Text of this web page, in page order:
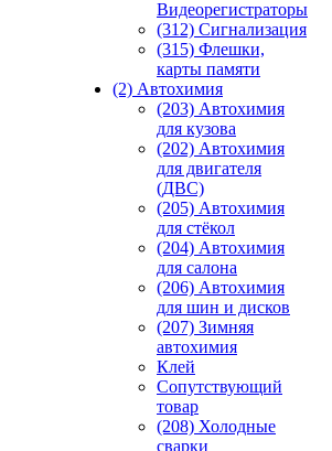
Видеорегистраторы
(312) Сигнализация
(315) Флешки,
карты памяти
(2) Автохимия
(203) Автохимия
для кузова
(202) Автохимия
для двигателя
(ДВС)
(205) Автохимия
для стёкол
(204) Автохимия
для салона
(206) Автохимия
для шин и дисков
(207) Зимняя
автохимия
Клей
Сопутствующий
товар
(208) Холодные
сварки